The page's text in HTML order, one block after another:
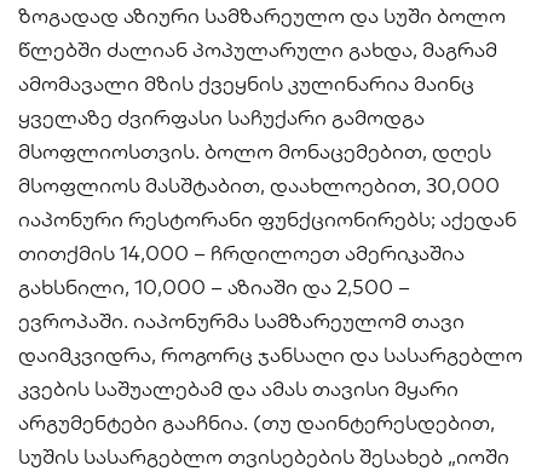
ზოგადად აზიური სამზარეულო და სუში ბოლო
წლებში ძალიან პოპულარული გახდა, მაგრამ
ამომავალი მზის ქვეყნის კულინარია მაინც
ყველაზე ძვირფასი საჩუქარი გამოდგა
მსოფლიოსთვის. ბოლო მონაცემებით, დღეს
მსოფლიოს მასშტაბით, დაახლოებით, 30,000
იაპონური რესტორანი ფუნქციონირებს; აქედან
თითქმის 14,000 – ჩრდილოეთ ამერიკაშია
გახსნილი, 10,000 – აზიაში და 2,500 –
ევროპაში. იაპონურმა სამზარეულომ თავი
დაიმკვიდრა, როგორც ჯანსაღი და სასარგებლო
კვების საშუალებამ და ამას თავისი მყარი
არგუმენტები გააჩნია. (თუ დაინტერესდებით,
სუშის სასარგებლო თვისებების შესახებ „იოში